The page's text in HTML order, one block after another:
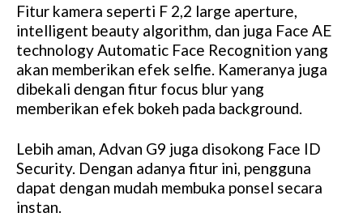
Fitur kamera seperti F 2,2 large aperture,
intelligent beauty algorithm, dan juga Face AE
technology Automatic Face Recognition yang
akan memberikan efek selfie. Kameranya juga
dibekali dengan fitur focus blur yang
memberikan efek bokeh pada background.
Lebih aman, Advan G9 juga disokong Face ID
Security. Dengan adanya fitur ini, pengguna
dapat dengan mudah membuka ponsel secara
instan.